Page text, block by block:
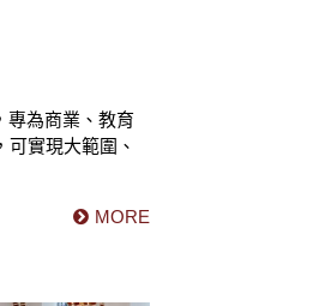
專為商業、教育
實現大範圍、
MORE